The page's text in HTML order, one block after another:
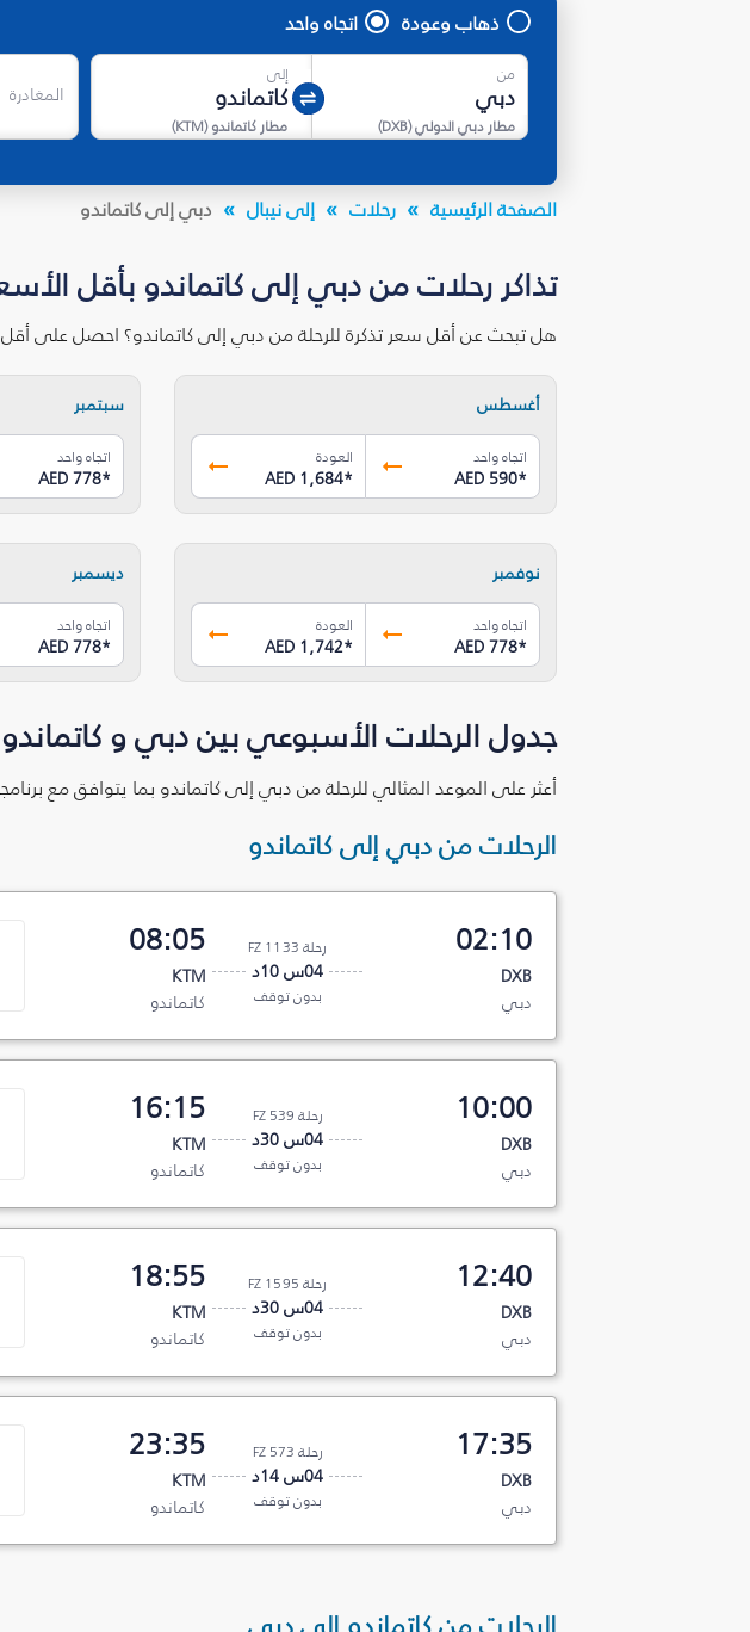
ذهاب وعودة اتجاه واحد
من
مطار دبي الدولي(
DXB
)
إلى
مطار كاتماندو(
KTM
)
المغادرة
الصفحة الرئيسية رحلات إلى نيبال دبي إلى كاتماندو
تذاكر رحلات من دبي إلى كاتماندو بأقل
هل تبحث عن أقل سعر تذكرة للرحلة من دبي إلى كاتماندو؟ احصل على أقل
أغسطس
اتجاه واحد
AED 590*
العودة
AED 1,684*
سبتمبر
اتجاه واحد
AED 778*
نوفمبر
اتجاه واحد
AED 778*
العودة
AED 1,742*
ديسمبر
اتجاه واحد
AED 778*
جدول الرحلات الأسبوعي بين دبي و كاتماندو
أعثر على الموعد المثالي للرحلة من دبي إلى كاتماندو بما يتوافق مع
الرحلات من دبي إلى كاتماندو
02:10
DXB
دبي
رحلة FZ 1133
04س 10د
بدون توقف
08:05
KTM
كاتماندو
10:00
DXB
دبي
رحلة FZ 539
04س 30د
بدون توقف
16:15
KTM
كاتماندو
12:40
DXB
دبي
رحلة FZ 1595
04س 30د
بدون توقف
18:55
KTM
كاتماندو
17:35
DXB
دبي
رحلة FZ 573
04س 14د
بدون توقف
23:35
KTM
كاتماندو